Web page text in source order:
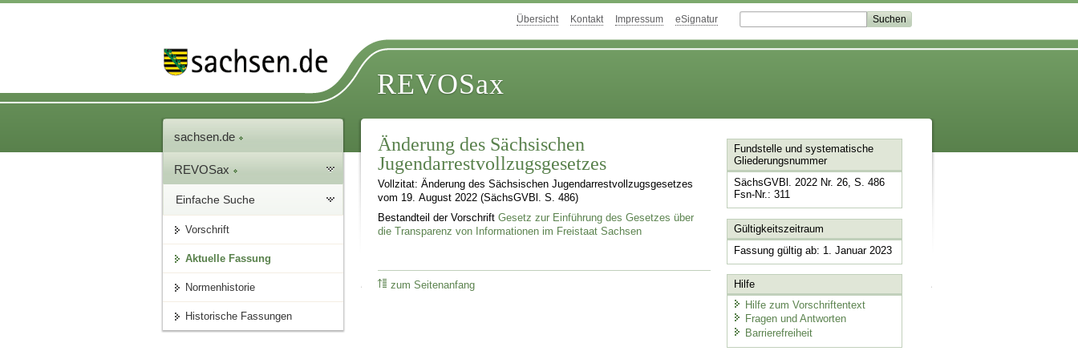
Übersicht Kontakt Impressum eSignatur
REVOSax
sachsen.de
REVOSax
Einfache Suche
Vorschrift
Aktuelle Fassung
Normenhistorie
Historische Fassungen
Änderung des Sächsischen
Jugendarrestvollzugsgesetzes
Vollzitat: Änderung des Sächsischen Jugendarrestvollzugsgesetzes
vom 19. August 2022 (SächsGVBl. S. 486)
Bestandteil der VorschriftGesetz zur Einführung des Gesetzes über
die Transparenz von Informationen im Freistaat Sachsen
zum Seitenanfang
Fundstelle und systematische
Gliederungsnummer
SächsGVBl. 2022 Nr. 26, S. 486
Fsn-Nr.: 311
Gültigkeitszeitraum
Fassung gültig ab: 1. Januar 2023
Hilfe
Hilfe zum Vorschriftentext
Fragen und Antworten
Barrierefreiheit